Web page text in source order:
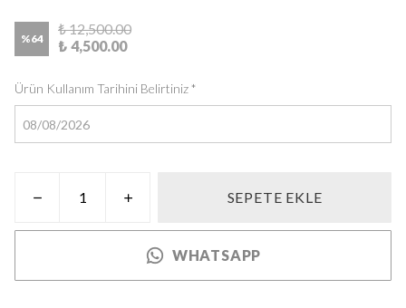
%64
₺ 12,500.00
₺ 4,500.00
Ürün Kullanım Tarihini Belirtiniz*
SEPETE EKLE
WHATSAPP